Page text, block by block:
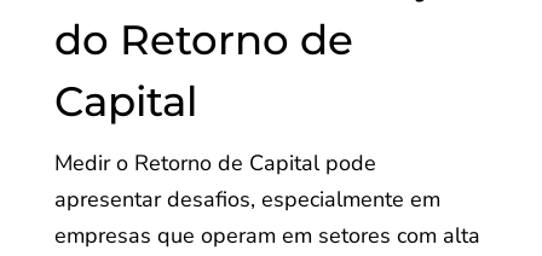
do Retorno de
Capital
Medir o Retorno de Capital pode
apresentar desafios, especialmente em
empresas que operam em setores com alta